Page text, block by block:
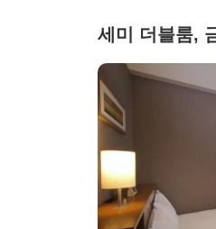
세미 더블룸,